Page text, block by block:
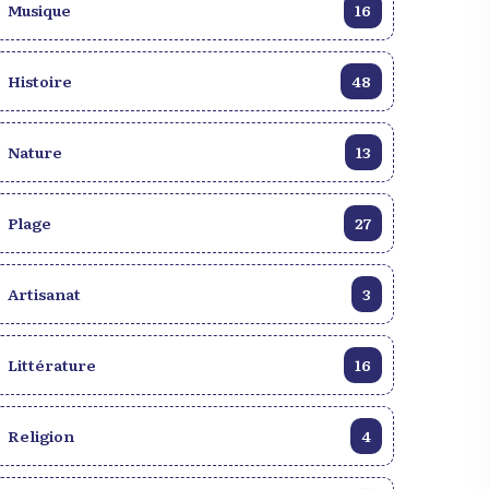
Musique 16
Histoire 48
Nature 13
Plage 27
Artisanat 3
Littérature 16
Religion 4